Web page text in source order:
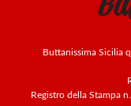
Buttanissima Sicilia
Registro della Stampa